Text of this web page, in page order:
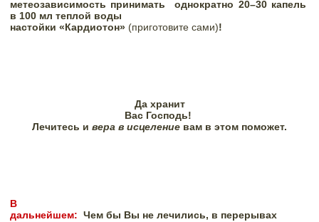
метеозависимость принимать
однократно 20–30 капель
в 100 мл теплой воды
настойки «Кардиотон» (приготовите сами)!
Да хранит
Вас Господь!
Лечитесь и вера в исцеление вам в этом поможет.
В
дальнейшем: Чем бы Вы не лечились, в перерывах